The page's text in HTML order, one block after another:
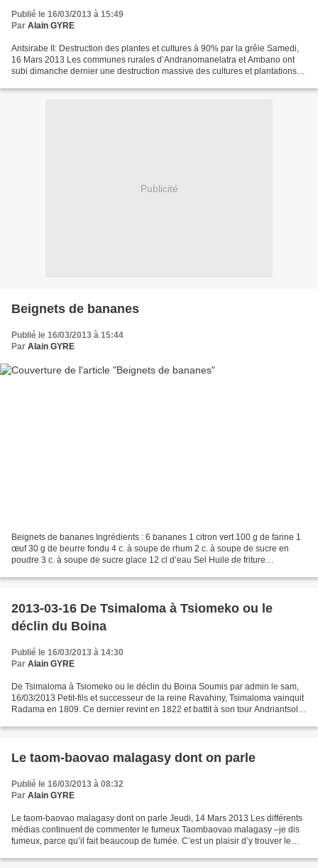
Publié le 16/03/2013 à 15:49
Par Alain GYRE
Antsirabe II: Destruction des plantes et cultures à 90% par la grêle Samedi,
16 Mars 2013 Les communes rurales d’Andranomanelatra et Ambano ont
subi dimanche dernier une destruction massive des cultures et plantations.
Publicité
Beignets de bananes
Publié le 16/03/2013 à 15:44
Par Alain GYRE
Beignets de bananes Ingrédients : 6 bananes 1 citron vert 100 g de farine 1
œuf 30 g de beurre fondu 4 c. à soupe de rhum 2 c. à soupe de sucre en
poudre 3 c. à soupe de sucre glace 12 cl d’eau Sel Huile de friture
2013-03-16 De Tsimaloma à Tsiomeko ou le
déclin du Boina
Publié le 16/03/2013 à 14:30
Par Alain GYRE
De Tsimaloma à Tsiomeko ou le déclin du Boina Soumis par admin le sam,
16/03/2013 Petit-fils et successeur de la reine Ravahiny, Tsimaloma vainquit
Radama en 1809. Ce dernier revint en 1822 et battit à son tour Andriantsoly
Le taom-baovao malagasy dont on parle
Publié le 16/03/2013 à 08:32
Par Alain GYRE
Le taom-baovao malagasy dont on parle Jeudi, 14 Mars 2013 Les différents
médias continuent de commenter le fumeux Taombaovao malagasy –je dis
fumeux, parce qu’il fait beaucoup de fumée. C’est un plaisir d’y trouver le